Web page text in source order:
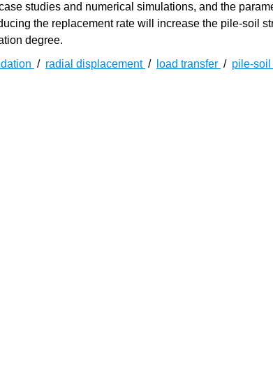
studies and numerical simulations, and the
the replacement rate will increase the pile-soil
degree.
/ radial displacement / load transfer / pile-soil